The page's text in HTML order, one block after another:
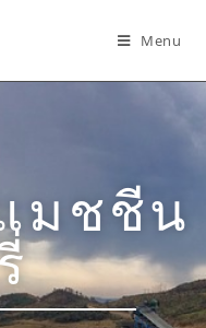
Menu
มชชีน